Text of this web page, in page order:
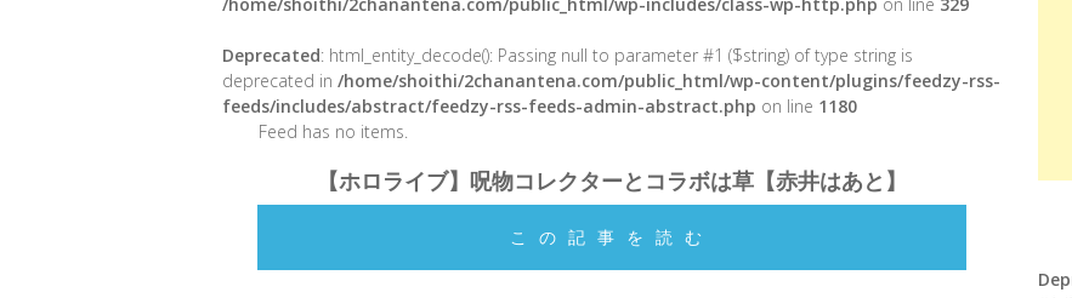
Deprecated: html_entity_decode(): Passing null to parameter #1 ($string) of type string is
deprecated in /home/shoithi/2chanantena.com/public_html/wp-content/plugins/feedzy-rss-
feeds/includes/abstract/feedzy-rss-feeds-admin-abstract.php on line 1180
Feed has no items.
【ホロライブ】呪物コレクターとコラボは草【赤井はあと】
この記事を読む